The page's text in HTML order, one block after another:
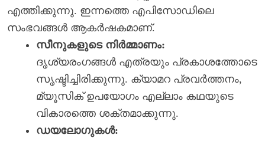
എത്തിക്കുന്നു. ഇന്നത്തെ എപിസോഡിലെ
സംഭവങ്ങൾ ആകർഷകമാണ്.
സീനുകളുടെ നിർമ്മാണം:
ദൃശ്യരംഗങ്ങൾ എത്രയും പ്രകാശത്തോടെ
സൃഷ്ടിച്ചിരിക്കുന്നു. ക്യാമറ പ്രവർത്തനം,
മ്യൂസിക് ഉപയോഗം എല്ലാം കഥയുടെ
വികാരത്തെ ശക്തമാക്കുന്നു.
ഡയലോഗുകൾ: